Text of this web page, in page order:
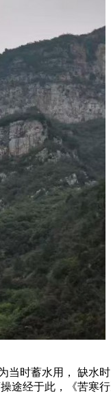
时蓄水用， 缺水
途经于此，《苦寒